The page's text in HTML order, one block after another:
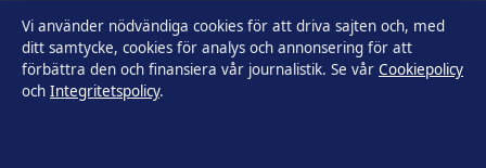
Faktagranskningspolicy
Ägande & finansiering
Vi använder nödvändiga cookies för att driva sajten och, med
ditt samtycke, cookies för analys och annonsering för att
förbättra den och finansiera vår journalistik. Se vår Cookiepolicy
och Integritetspolicy.